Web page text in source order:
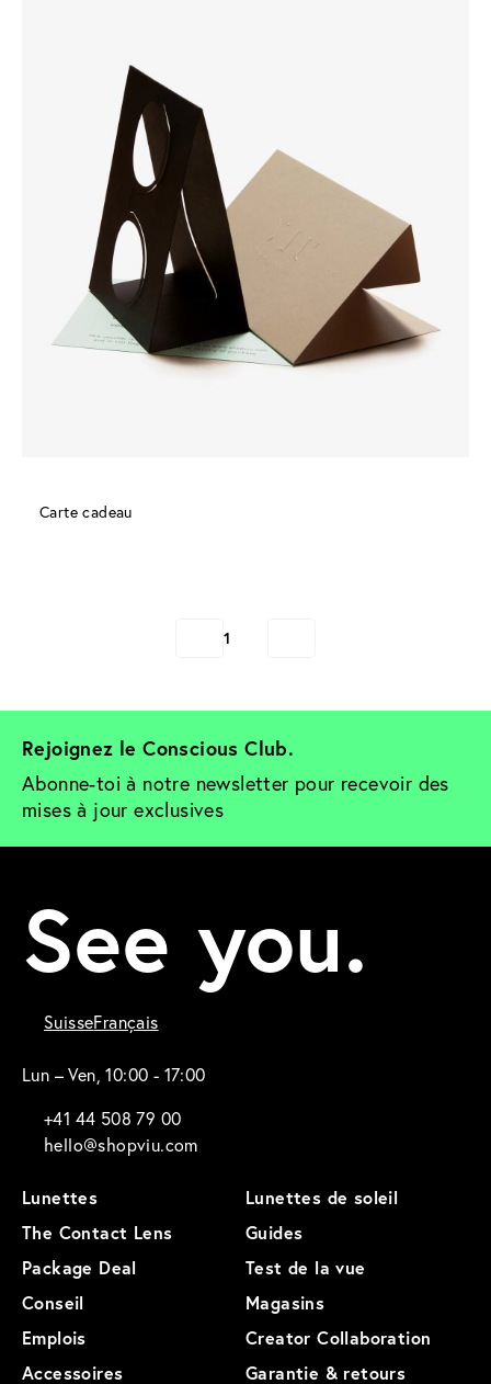
Carte cadeau
1
Rejoignez le Conscious Club.
Abonne-toi à notre newsletter pour recevoir des
mises à jour exclusives
See you.
SuisseFrançais
Lun – Ven, 10:00 - 17:00
+41 44 508 79 00
hello@shopviu.com
Lunettes
Lunettes de soleil
The Contact Lens
Guides
Package Deal
Test de la vue
Conseil
Magasins
Emplois
Creator Collaboration
Accessoires
Garantie & retours